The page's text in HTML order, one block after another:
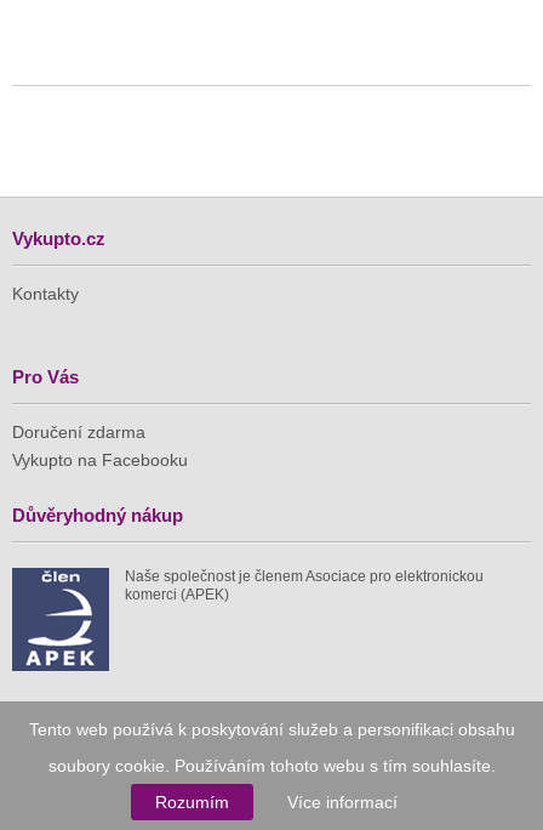
Tento web používá k poskytování služeb a personifikaci obsahu
soubory cookie. Používáním tohoto webu s tím souhlasíte.
Rozumím
Více informací
Vykupto.cz
Kontakty
Pro Vás
Doručení zdarma
Vykupto na Facebooku
Důvěryhodný nákup
Naše společnost je členem Asociace pro elektronickou
komerci (APEK)
Již od roku 2010
spuštěných nabídek